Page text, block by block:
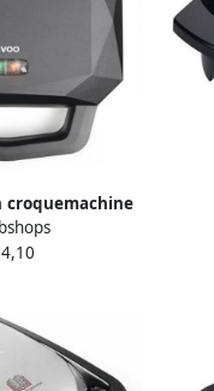
croquemachine
12 5 x 23
1 5 cm